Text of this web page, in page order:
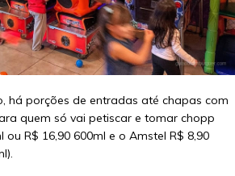
há porções de entradas até chapas com
quem só vai petiscar e tomar chopp
ou R$ 16,90 600ml e o Amstel R$ 8,90